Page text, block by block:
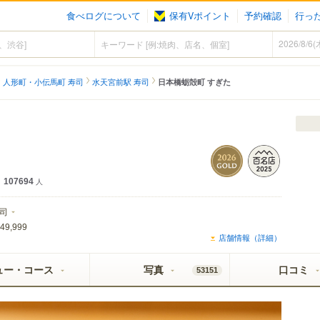
食べログについて 保有Vポイント 予約確認 行っ
人形町・小伝馬町 寿司 水天宮前駅 寿司 日本橋蛎殻町 すぎた
107694 人
店舗情報（詳細）
ー・コース 写真 53151 口コミ